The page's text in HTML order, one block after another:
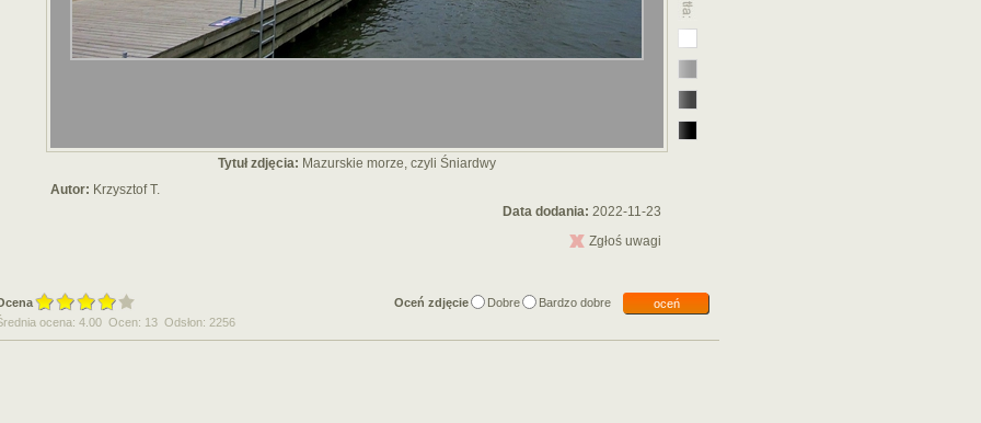
Tytuł zdjęcia: Mazurskie morze, czyli Śniardwy
Autor: Krzysztof T.
Data dodania: 2022-11-23
Zgłoś uwagi
Oceń zdjęcie Dobre Bardzo dobre
oceń
ocena: 4.00 Ocen: 13 Odsłon: 2256